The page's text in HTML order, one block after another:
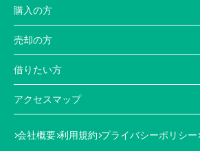
購入の方
売却の方
借りたい方
アクセスマップ
会社概要 利用規約 プライバシーポリシー